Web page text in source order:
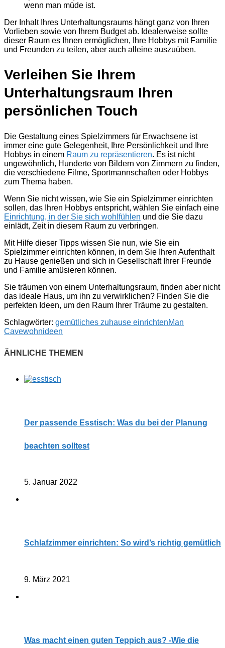
wenn man müde ist.
Der Inhalt Ihres Unterhaltungsraums hängt ganz von Ihren
Vorlieben sowie von Ihrem Budget ab. Idealerweise sollte
dieser Raum es Ihnen ermöglichen, Ihre Hobbys mit Familie
und Freunden zu teilen, aber auch alleine auszuüben.
Verleihen Sie Ihrem
Unterhaltungsraum Ihren
persönlichen Touch
Die Gestaltung eines Spielzimmers für Erwachsene ist
immer eine gute Gelegenheit, Ihre Persönlichkeit und Ihre
Hobbys in einem Raum zu repräsentieren. Es ist nicht
ungewöhnlich, Hunderte von Bildern von Zimmern zu finden,
die verschiedene Filme, Sportmannschaften oder Hobbys
zum Thema haben.
Wenn Sie nicht wissen, wie Sie ein Spielzimmer einrichten
sollen, das Ihren Hobbys entspricht, wählen Sie einfach eine
Einrichtung, in der Sie sich wohlfühlen und die Sie dazu
einlädt, Zeit in diesem Raum zu verbringen.
Mit Hilfe dieser Tipps wissen Sie nun, wie Sie ein
Spielzimmer einrichten können, in dem Sie Ihren Aufenthalt
zu Hause genießen und sich in Gesellschaft Ihrer Freunde
und Familie amüsieren können.
Sie träumen von einem Unterhaltungsraum, finden aber nicht
das ideale Haus, um ihn zu verwirklichen? Finden Sie die
perfekten Ideen, um den Raum Ihrer Träume zu gestalten.
Schlagwörter: gemütliches zuhause einrichtenMan
Cavewohnideen
Der passende Esstisch: Was du bei der Planung
beachten solltest
5. Januar 2022
Schlafzimmer einrichten: So wird’s richtig gemütlich
9. März 2021
Was macht einen guten Teppich aus? -Wie die